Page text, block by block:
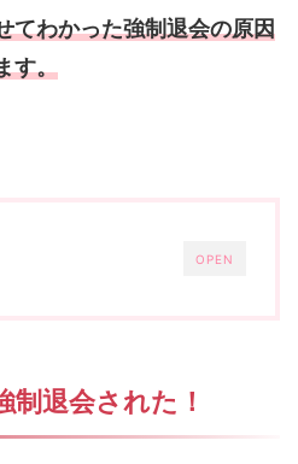
てわかった強制退会の原因
す。
OPEN
制退会された！